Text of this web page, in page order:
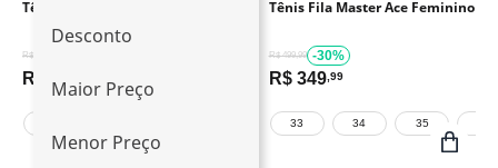
Maior Preço
Menor Preço
Desconto
Tênis Fila Precision Feminino
R$ 399,99
R$ 299
Tênis Fila Master Ace Feminino
R$ 499,99 -30%
R$ 349,99
33 34 35